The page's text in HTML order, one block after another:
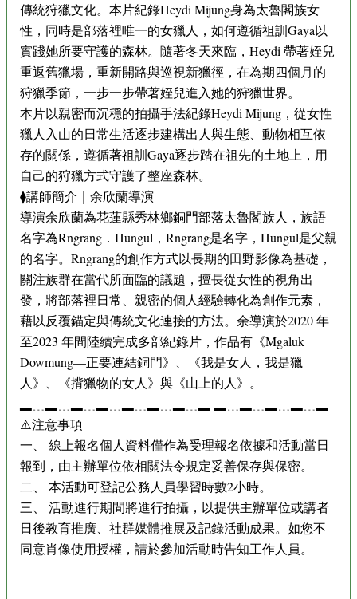
傳統狩獵文化。本片紀錄Heydi Mijung身為太魯閣族女
性，同時是部落裡唯一的女獵人，如何遵循祖訓Gaya以
實踐她所要守護的森林。隨著冬天來臨，Heydi 帶著姪兒
重返舊獵場，重新開路與巡視新獵徑，在為期四個月的
狩獵季節，一步一步帶著姪兒進入她的狩獵世界。
本片以親密而沉穩的拍攝手法紀錄Heydi Mijung，從女性
獵人入山的日常生活逐步建構出人與生態、動物相互依
存的關係，遵循著祖訓Gaya逐步踏在祖先的土地上，用
自己的狩獵方式守護了整座森林。
⧫講師簡介｜余欣蘭導演
導演余欣蘭為花蓮縣秀林鄉銅門部落太魯閣族人，族語
名字為Rngrang．Hungul，Rngrang是名字，Hungul是父親
的名字。Rngrang的創作方式以長期的田野影像為基礎，
關注族群在當代所面臨的議題，擅長從女性的視角出
發，將部落裡日常、親密的個人經驗轉化為創作元素，
藉以反覆錨定與傳統文化連接的方法。余導演於2020 年
至2023 年間陸續完成多部紀錄片，作品有《Mgaluk
Dowmung—正要連結銅門》、《我是女人，我是獵
人》、《揹獵物的女人》與《山上的人》。
⚠️注意事項
一、 線上報名個人資料僅作為受理報名依據和活動當日
報到，由主辦單位依相關法令規定妥善保存與保密。
二、 本活動可登記公務人員學習時數2小時。
三、 活動進行期間將進行拍攝，以提供主辦單位或講者
日後教育推廣、社群媒體推展及記錄活動成果。如您不
同意肖像使用授權，請於參加活動時告知工作人員。